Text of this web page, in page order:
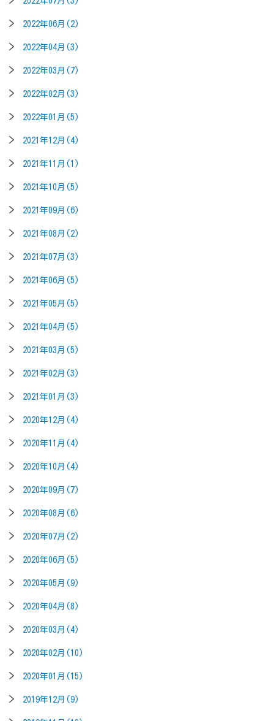
2022年06月(2)
2022年04月(3)
2022年03月(7)
2022年02月(3)
2022年01月(5)
2021年12月(4)
2021年11月(1)
2021年10月(5)
2021年09月(6)
2021年08月(2)
2021年07月(3)
2021年06月(5)
2021年05月(5)
2021年04月(5)
2021年03月(5)
2021年02月(3)
2021年01月(3)
2020年12月(4)
2020年11月(4)
2020年10月(4)
2020年09月(7)
2020年08月(6)
2020年07月(2)
2020年06月(5)
2020年05月(9)
2020年04月(8)
2020年03月(4)
2020年02月(10)
2020年01月(15)
2019年12月(9)